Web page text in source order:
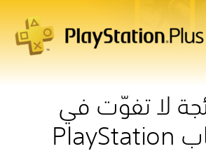
لا تفوّت في
كتالوج ألعاب PlayStation